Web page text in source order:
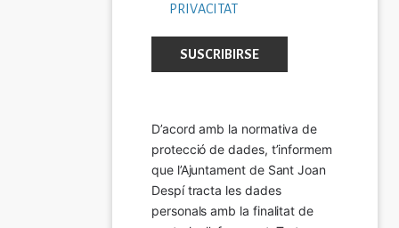
PRIVACITAT
D’acord amb la normativa de
protecció de dades, t’informem
que l’Ajuntament de Sant Joan
Despí tracta les dades
personals amb la finalitat de